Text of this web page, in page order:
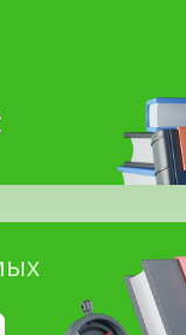
на профиль:
(МСК)
Опен